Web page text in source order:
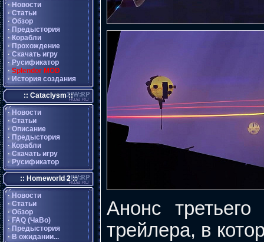
· Новости
· Статьи
· Обзор
· Предыстория
· Корабли
· Прохождение
· Скачать игру
· Русификатор
· Splendor MOD
· История создания
:: Cataclysm ::
· Новости
· Статьи
· Описание
· Предыстория
· Корабли
· Скачать игру
· Русификатор
:: Homeworld 2 ::
· Новости
· Статьи
· Обзор
· FAQ (ЧаВо)
· Предыстория
· В ожидании...
Анонс
трейлера, в